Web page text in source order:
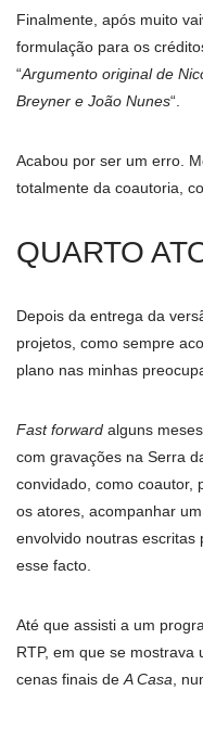
Finalmente, após muito
formulação para os
“Argumento original de
Breyner e João Nunes“.
Acabou por ser um erro.
totalmente da coautoria,
QUARTO
Depois da entrega da
projetos, como sempre
plano nas minhas
Fast forward alguns
com gravações na Serra
convidado, como coautor,
os atores, acompanhar
envolvido noutras escritas
esse facto.
Até que assisti a um
RTP, em que se
cenas finais de A Casa ,